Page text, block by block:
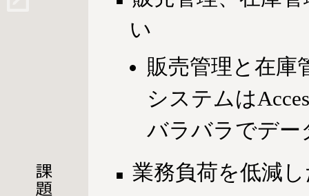
い
販売管理と在庫
システムは
バラバラでデー
業務負荷を低減